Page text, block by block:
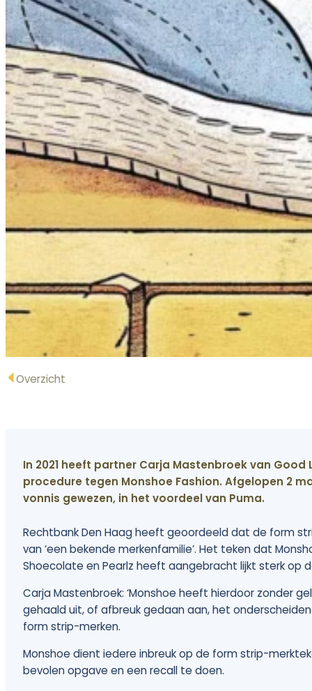
Overzicht
In 2021 heeft partner Carja Mastenbroek van
procedure tegen Monshoe Fashion. Afgelopen 2
vonnis gewezen, in het voordeel van Puma.
Rechtbank Den Haag heeft geoordeeld dat de form
van ‘een bekende merkenfamilie’. Het teken dat
Shoecolate en Pearlz heeft aangebracht lijkt sterk op
Carja Mastenbroek: ‘Monshoe heeft hierdoor zonder
gehaald uit, of afbreuk gedaan aan, het
form strip-merken.
Monshoe dient iedere inbreuk op de form strip-
bevolen opgave en een recall te doen.